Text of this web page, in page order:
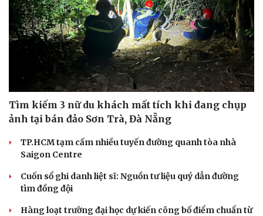
Tìm kiếm 3 nữ du khách mất tích khi đang chụp
ảnh tại bán đảo Sơn Trà, Đà Nẵng
TP.HCM tạm cấm nhiều tuyến đường quanh tòa nhà
Saigon Centre
Cuốn sổ ghi danh liệt sĩ: Nguồn tư liệu quý dẫn đường
tìm đồng đội
Hàng loạt trường đại học dự kiến công bố điểm chuẩn từ